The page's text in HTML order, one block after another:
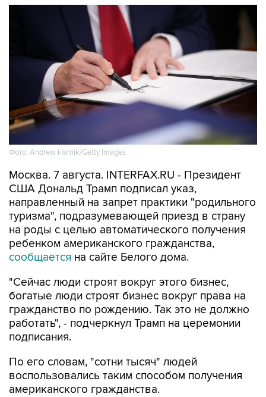
Фото: Andrew Harnik/Getty Images
Москва. 7 августа. INTERFAX.RU - Президент
США Дональд Трамп подписал указ,
направленный на запрет практики "родильного
туризма", подразумевающей приезд в страну
на роды с целью автоматического получения
ребенком американского гражданства,
сообщается на сайте Белого дома.
"Сейчас люди строят вокруг этого бизнес,
богатые люди строят бизнес вокруг права на
гражданство по рождению. Так это не должно
работать", - подчеркнул Трамп на церемонии
подписания.
По его словам, "сотни тысяч" людей
воспользовались таким способом получения
американского гражданства.